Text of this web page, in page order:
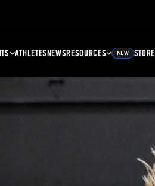
ATHLETESNEWSRESOURCES NEW STORE